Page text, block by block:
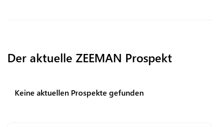
Der aktuelle ZEEMAN Prospekt
Keine aktuellen Prospekte gefunden